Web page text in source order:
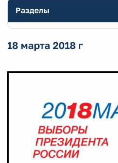
Разделы
18 марта 2018 г